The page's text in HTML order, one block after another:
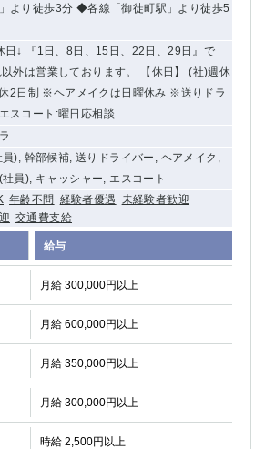
より徒歩3分 ◆各線「御徒町駅」より徒歩5
日↓ 『1日、8日、15日、22日、29日』で
外は営業しております。 【休日】 (社)週休
2日制 ※ヘアメイクは日曜休み ※送りドラ
スコート:曜日応相談
), 幹部候補, 送りドライバー, ヘアメイク,
員), キャッシャー, エスコート
年齢不問 経験者優遇 未経験者歓迎
交通費支給
給与
月給 300,000円以上
月給 600,000円以上
月給 350,000円以上
月給 300,000円以上
時給 2,500円以上